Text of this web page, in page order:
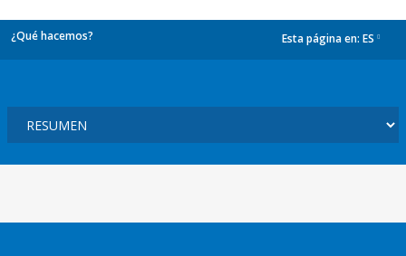
¿Qué hacemos? Esta página en: ES